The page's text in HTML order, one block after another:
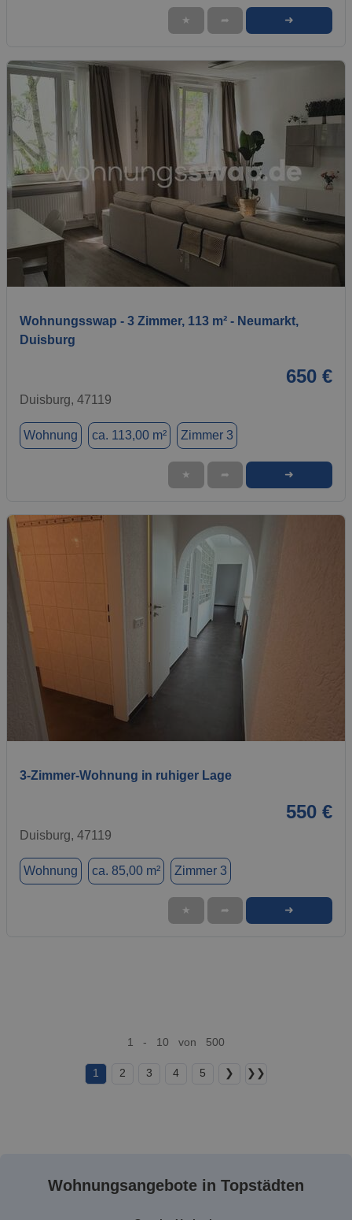
★ ➦ ➜
Wohnungsswap - 3 Zimmer, 113 m² - Neumarkt,
Duisburg
650 €
Duisburg, 47119
Wohnung ca. 113,00 m² Zimmer 3
★ ➦ ➜
3-Zimmer-Wohnung in ruhiger Lage
550 €
Duisburg, 47119
Wohnung ca. 85,00 m² Zimmer 3
★ ➦ ➜
1 - 10 von 500
1 2 3 4 5 ❯ ❯❯
Wohnungsangebote in Topstädten